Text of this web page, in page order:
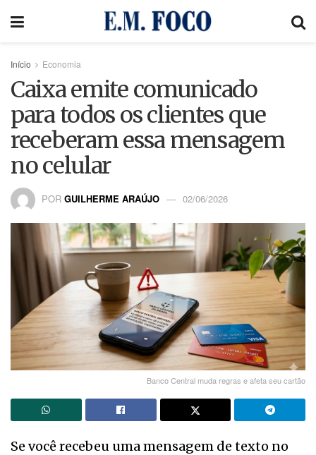
Início Economia
Caixa emite comunicado
para todos os clientes que
receberam essa mensagem
no celular
POR GUILHERME ARAÚJO 02/06/2026
Banco Central muda regras e afeta seu cartão
Se você recebeu uma mensagem de texto no